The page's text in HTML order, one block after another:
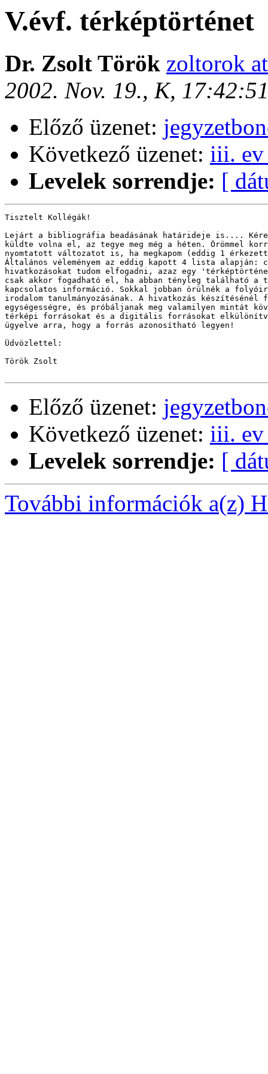
V.évf. térképtörténet
Dr. Zsolt Török zoltorok
2002. Nov. 19., K,
Előző üzenet:
Következő üzenet: iii. ev
Levelek sorrendje: [
Tisztelt Kollégák!
Lejárt a bibliográfia beadásának határideje is....
küldte volna el, az tegye meg még a héten. Örömmel
nyomtatott változatot is, ha megkapom (eddig 1
Általános véleményem az eddig kapott 4 lista alapján:
hivatkozásokat tudom elfogadni, azaz egy
csak akkor fogadható el, ha abban tényleg található a
kapcsolatos információ. Sokkal jobban örülnék a
irodalom tanulmányozásának. A hivatkozás készítésénél
egységességre, és próbáljanak meg valamilyen mintát
térképi forrásokat és a digitális forrásokat
ügyelve arra, hogy a forrás azonosítható legyen!
Üdvözlettel:
Török Zsolt
Előző üzenet:
Következő üzenet: iii. ev
Levelek sorrendje: [
További információk a(z)